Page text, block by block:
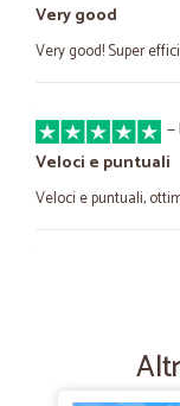
Very good
Very good! Super
—
Veloci e puntuali
Veloci e puntuali,